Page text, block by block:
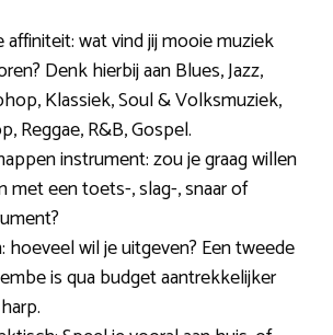
affiniteit: wat vind jij mooie muziek
Denk hierbij aan Blues, Jazz,
Klassiek, Soul & Volksmuziek,
Reggae, R&B, Gospel.
instrument: zou je graag willen
met een toets-, slag-, snaar of
hoeveel wil je uitgeven? Een tweede
is qua budget aantrekkelijker